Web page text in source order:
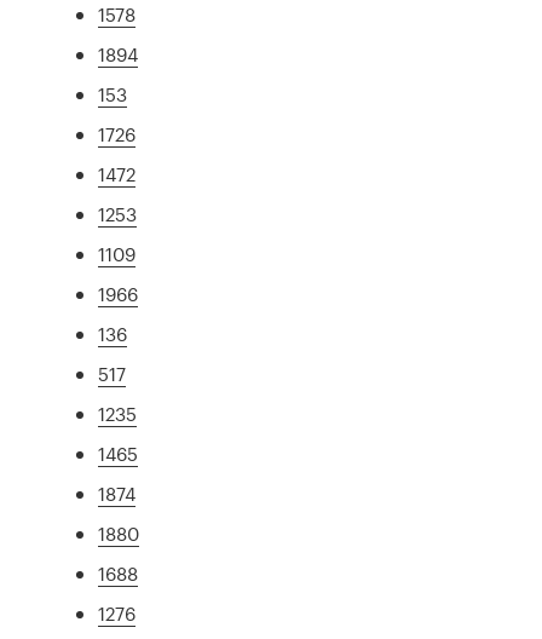
1578
1894
153
1726
1472
1253
1109
1966
136
517
1235
1465
1874
1880
1688
1276